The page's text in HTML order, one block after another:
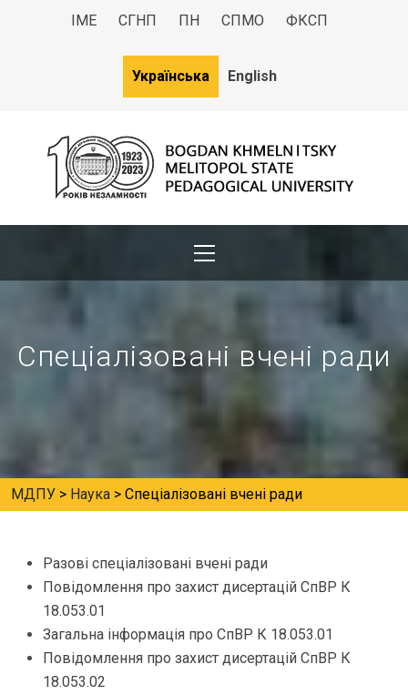
ІМЕ СГНП ПН СПМО ФКСП
Українська English
МДПУ
Спеціалізовані вчені ради
МДПУ > Наука > Спеціалізовані вчені ради
Разові спеціалізовані вчені ради
Повідомлення про захист дисертацій СпВР К
18.053.01
Загальна інформація про СпВР К 18.053.01
Повідомлення про захист дисертацій СпВР К
18.053.02